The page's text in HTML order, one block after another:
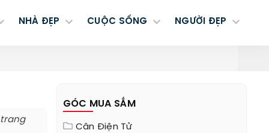
NHÀ ĐẸP CUỘC SỐNG NGƯỜI ĐẸP
GÓC MUA SẮM
Cân Điện Tử